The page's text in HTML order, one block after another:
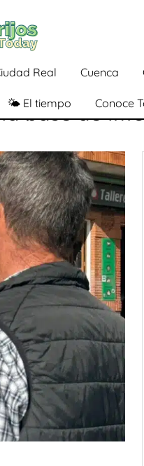
Real Cuenca
🌤️ El tiempo Conoce
base de